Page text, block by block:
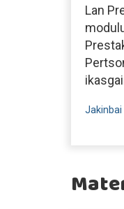
Lan
Jakinbai